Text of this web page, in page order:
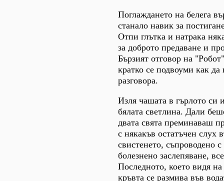
Поглаждането на белега
станало навик за
Отпи глътка и натрака
за доброто предаване и
Бързият отговор на
кратко се подвоуми как
разговора.
Изля чашата в гърлото си
бялата светлина. Дали
двата свята преминаваш
с някакъв остатъчен слух
свистенето, съпроводено
болезнено заслепяване,
Последното, което видя на
кръвта се размива във